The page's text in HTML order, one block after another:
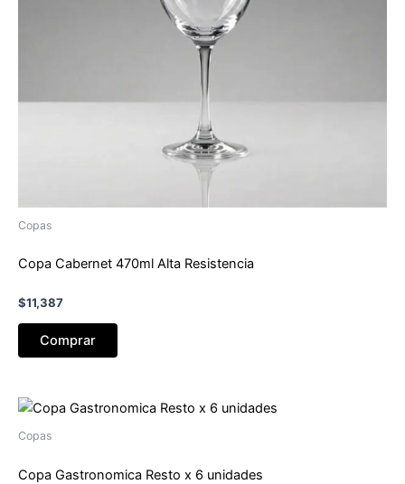
Copas
Copa Cabernet 470ml Alta Resistencia
$11,387
Comprar
Copas
Copa Gastronomica Resto x 6 unidades